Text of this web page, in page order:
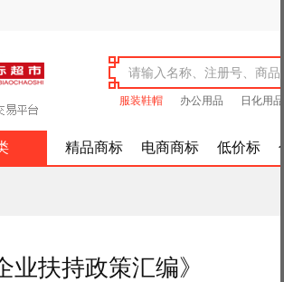
服装鞋帽 办公用品 日化用品
精品商标 电商商标 低价标
业扶持政策汇编》